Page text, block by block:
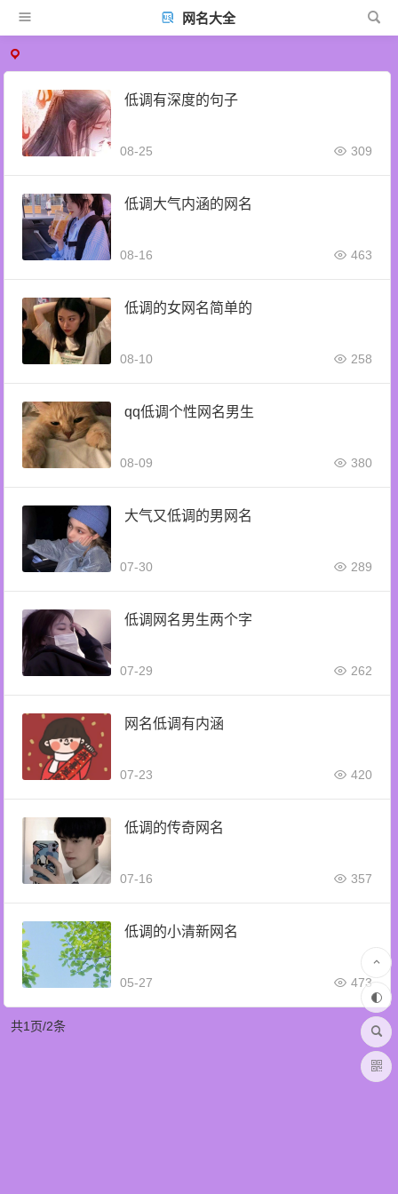
网名大全
低调有深度的句子
08-25 309
低调大气内涵的网名
08-16 463
低调的女网名简单的
08-10 258
qq低调个性网名男生
08-09 380
大气又低调的男网名
07-30 289
低调网名男生两个字
07-29 262
网名低调有内涵
07-23 420
低调的传奇网名
07-16 357
低调的小清新网名
05-27 473
共1页/2条